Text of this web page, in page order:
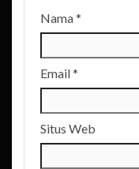
Nama*
Email*
Situs Web